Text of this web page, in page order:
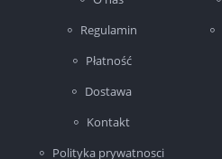
Regulamin
Płatność
Dostawa
Kontakt
Polityka prywatnosci